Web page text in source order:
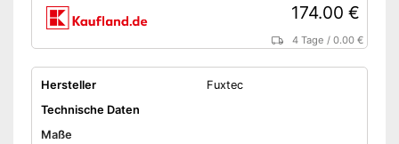
174.00 €
4 Tage /0.00 €
Hersteller
Fuxtec
Technische Daten
Maße